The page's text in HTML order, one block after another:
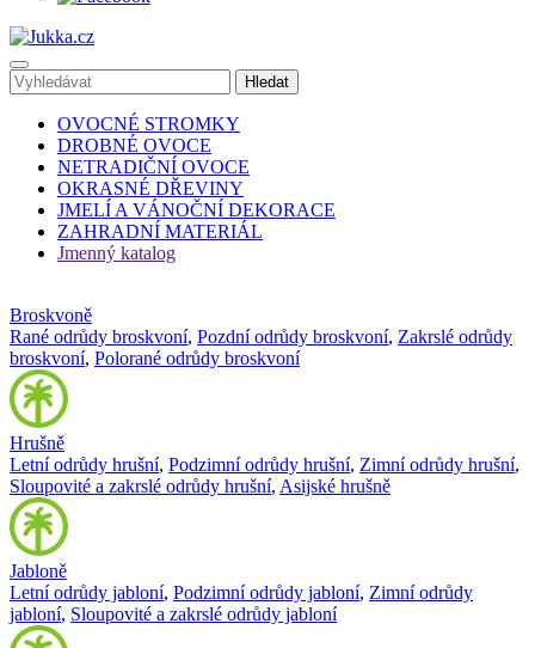
OVOCNÉ STROMKY
DROBNÉ OVOCE
NETRADIČNÍ OVOCE
OKRASNÉ DŘEVINY
JMELÍ A VÁNOČNÍ DEKORACE
ZAHRADNÍ MATERIÁL
Jmenný katalog
Broskvoně
Rané odrůdy broskvoní, Pozdní odrůdy broskvoní, Zakrslé odrůdy
broskvoní, Polorané odrůdy broskvoní
Hrušně
Letní odrůdy hrušní, Podzimní odrůdy hrušní, Zimní odrůdy hrušní,
Sloupovité a zakrslé odrůdy hrušní, Asijské hrušně
Jabloně
Letní odrůdy jabloní, Podzimní odrůdy jabloní, Zimní odrůdy
jabloní, Sloupovité a zakrslé odrůdy jabloní